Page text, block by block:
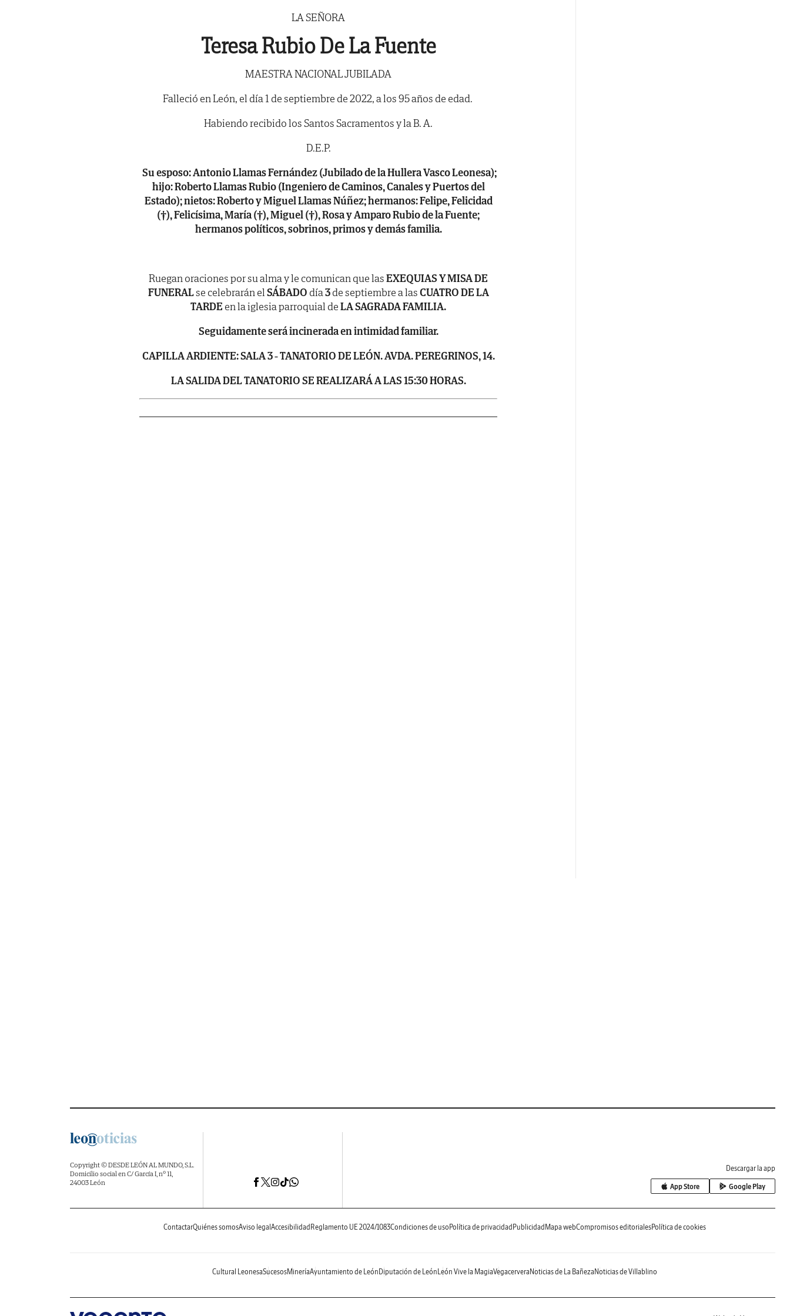
LA SEÑORA
Teresa Rubio De La Fuente
MAESTRA NACIONAL JUBILADA
Falleció en León, el día 1 de septiembre de 2022, a los 95 años de edad.
Habiendo recibido los Santos Sacramentos y la B. A.
D.E.P.
Su esposo: Antonio Llamas Fernández (Jubilado de la Hullera Vasco Leonesa);
hijo: Roberto Llamas Rubio (Ingeniero de Caminos, Canales y Puertos del
Estado); nietos: Roberto y Miguel Llamas Núñez; hermanos: Felipe, Felicidad
(†), Felicísima, María (†), Miguel (†), Rosa y Amparo Rubio de la Fuente;
hermanos políticos, sobrinos, primos y demás familia.
Ruegan oraciones por su alma y le comunican que lasEXEQUIAS Y MISA DE
FUNERALse celebraránelSÁBADO día3de septiembrea lasCUATRO DE LA
TARDE en la iglesia parroquial deLA SAGRADA FAMILIA.
Seguidamente será incinerada en intimidad familiar.
CAPILLA ARDIENTE: SALA 3 - TANATORIO DE LEÓN. AVDA. PEREGRINOS, 14.
LA SALIDA DEL TANATORIO SE REALIZARÁ A LAS 15:30 HORAS.
Copyright © DESDE LEÓN AL MUNDO, S.L.
Domicilio social en C/ García I, nº 11,
24003 León
Descargar la app
App Store Google Play
ContactarQuiénes somosAviso legal Accesibilidad Reglamento UE 2024/1083Condiciones de uso Política de privacidad Publicidad Mapa webCompromisos editorialesPolítica de cookies
Cultural LeonesaSucesosMineríaAyuntamiento de León Diputación de León León Vive la MagiaVegacervera Noticias de La Bañeza Noticias de Villablino